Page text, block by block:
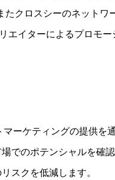
クロスシーのネットワ
エイターによるプロモ
ーケティングの提供を
でのポテンシャルを確
スクを低減します。